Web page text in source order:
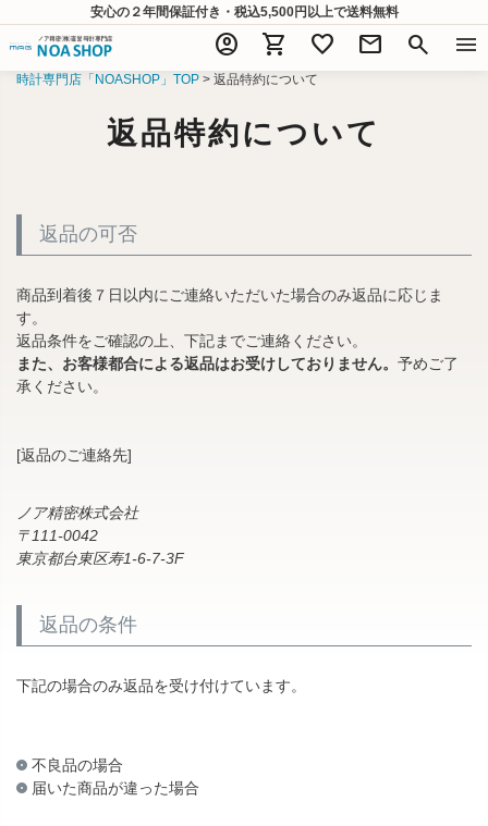
安心の２年間保証付き・税込5,500円以上で送料無料
account_circle shopping_cart favorite mail search menu
時計専門店「NOASHOP」TOP 返品特約について
返品特約について
返品の可否
商品到着後７日以内にご連絡いただいた場合のみ返品に応じま
す。
返品条件をご確認の上、下記までご連絡ください。
また、お客様都合による返品はお受けしておりません。 予めご了
承ください。
[返品のご連絡先]
ノア精密株式会社
111-0042
東京都台東区寿1-6-7-3F
返品の条件
下記の場合のみ返品を受け付けています。
不良品の場合
届いた商品が違った場合